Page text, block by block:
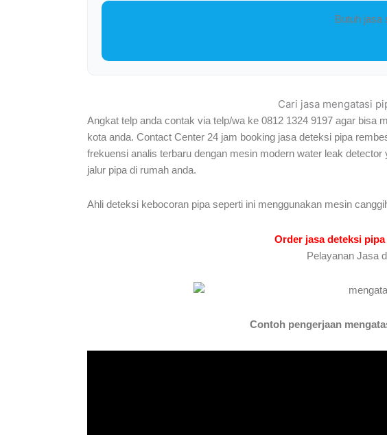
Butuh jasa
Cari jasa mengatasi
Angkat telp anda contak via telp/wa ke 0812 1324 9197 agar bisa
kota anda. Contact Center 24 jam booking jasa deteksi pipa
frekuensi analis terbaru dengan mesin modern water leak
jalur pipa di rumah anda.
Ahli deteksi kebocoran pipa seperti ini menggunakan mesin
Order jasa deteksi pipa
Pelayanan Jasa
Contoh pengerjaan